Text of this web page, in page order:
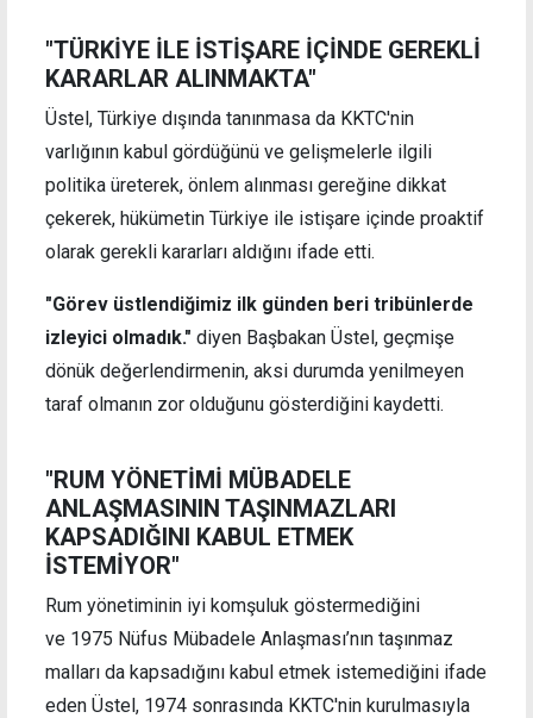
"TÜRKİYE İLE İSTİŞARE İÇİNDE GEREKLİ
KARARLAR ALINMAKTA"
Üstel, Türkiye dışında tanınmasa da KKTC'nin
varlığının kabul gördüğünü ve gelişmelerle ilgili
politika üreterek, önlem alınması gereğine dikkat
çekerek, hükümetin Türkiye ile istişare içinde proaktif
olarak gerekli kararları aldığını ifade etti.
"Görev üstlendiğimiz ilk günden beri tribünlerde
izleyici olmadık." diyen Başbakan Üstel, geçmişe
dönük değerlendirmenin, aksi durumda yenilmeyen
taraf olmanın zor olduğunu gösterdiğini kaydetti.
"RUM YÖNETİMİ MÜBADELE
ANLAŞMASININ TAŞINMAZLARI
KAPSADIĞINI KABUL ETMEK
İSTEMİYOR"
Rum yönetiminin iyi komşuluk göstermediğini
ve 1975 Nüfus Mübadele Anlaşması’nın taşınmaz
malları da kapsadığını kabul etmek istemediğini ifade
eden Üstel, 1974 sonrasında KKTC'nin kurulmasıyla